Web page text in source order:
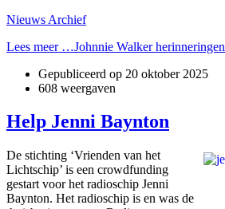
Nieuws Archief
Lees meer …Johnnie Walker herinneringen
Gepubliceerd op 20 oktober 2025
608 weergaven
Help Jenni Baynton
De stichting ‘Vrienden van het
Lichtschip’ is een crowdfunding
gestart voor het radioschip Jenni
Baynton. Het radioschip is en was de